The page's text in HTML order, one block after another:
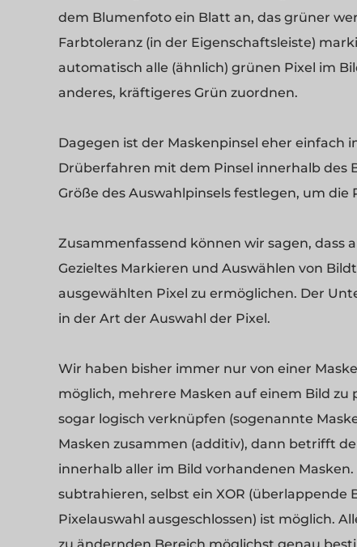
dem Blumenfoto ein Blatt an, das grüner
Farbtoleranz (in der Eigenschaftsleiste)
automatisch alle (ähnlich) grünen Pixel im
anderes, kräftigeres Grün zuordnen.
Dagegen ist der Maskenpinsel eher einfach
Drüberfahren mit dem Pinsel innerhalb des
Größe des Auswahlpinsels festlegen, um
Zusammenfassend können wir sagen, dass
Gezieltes Markieren und Auswählen von
ausgewählten Pixel zu ermöglichen. Der
in der Art der Auswahl der Pixel.
Wir haben bisher immer nur von einer
möglich, mehrere Masken auf einem Bild zu
sogar logisch verknüpfen (sogenannte
Masken zusammen (additiv), dann betrifft
innerhalb aller im Bild vorhandenen
subtrahieren, selbst ein XOR (überlappende
Pixelauswahl ausgeschlossen) ist möglich.